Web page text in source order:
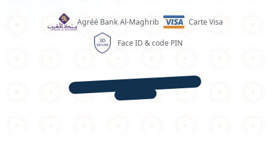
Agréé Bank Al-Maghrib Carte Visa
Face ID & code PIN